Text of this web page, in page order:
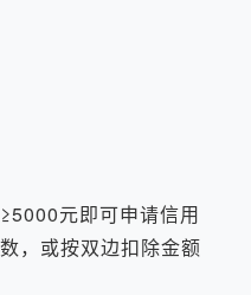
元即可申请信用
，或按双边扣除金额